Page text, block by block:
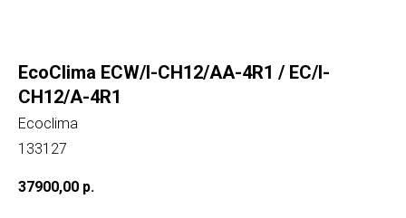
EcoClima ECW/I-СH12/AA-4R1 / EC/I-
CH12/A-4R1
Ecoclima
133127
37900,00 р.